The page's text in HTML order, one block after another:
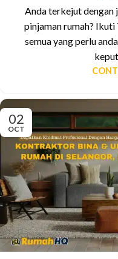
Anda terkejut dengan
pinjaman rumah? Ikuti
semua yang perlu
02
OCT